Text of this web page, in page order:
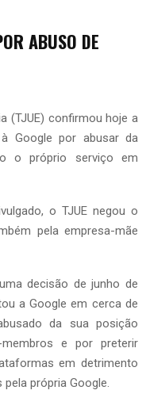
ABUSO DE
(TJUE) confirmou hoje a
Google por abusar da
o próprio serviço em
o TJUE negou o
pela empresa-mãe
decisão de junho de
a Google em cerca de
da sua posição
e por preterir
em detrimento
própria Google.